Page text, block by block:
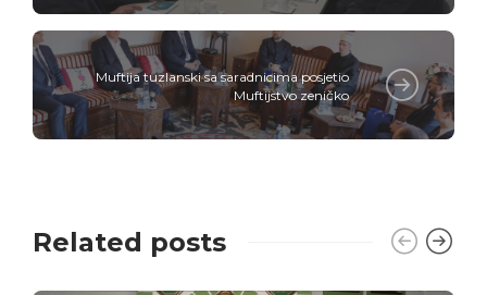
Muftija tuzlanski sa saradnicima posjetio
Muftijstvo zeničko
Related posts